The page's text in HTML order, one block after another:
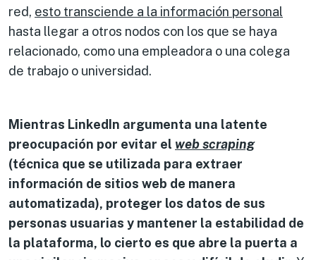
red, esto transciende a la información personal
hasta llegar a otros nodos con los que se haya
relacionado, como una empleadora o una colega
de trabajo o universidad.
Mientras LinkedIn argumenta una latente
preocupación por evitar el web scraping
(técnica que se utilizada para extraer
información de sitios web de manera
automatizada), proteger los datos de sus
personas usuarias y mantener la estabilidad de
la plataforma, lo cierto es que abre la puerta a